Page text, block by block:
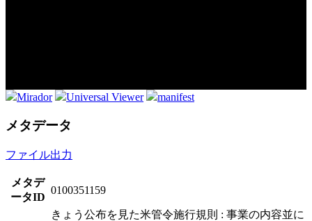
Mirador Universal Viewer manifest
メタデータ
ファイル出力
メタデ
ータID
0100351159
きょう公布を見た米管令施行規則 : 事業の内容並に